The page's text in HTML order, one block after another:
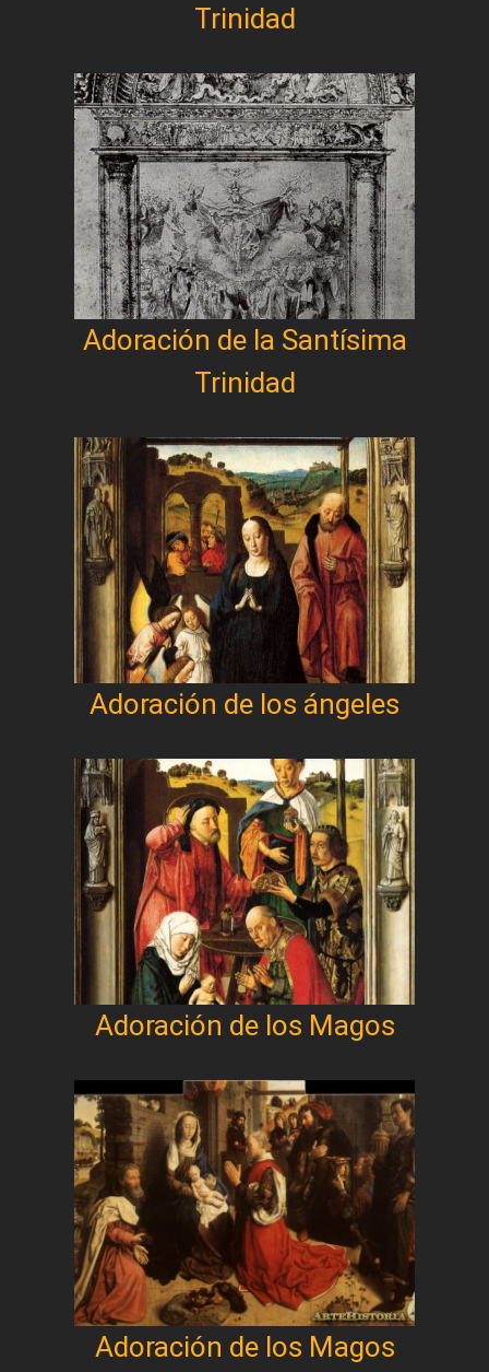
Trinidad
Adoración de la Santísima
Trinidad
Adoración de los ángeles
Adoración de los Magos
Adoración de los Magos